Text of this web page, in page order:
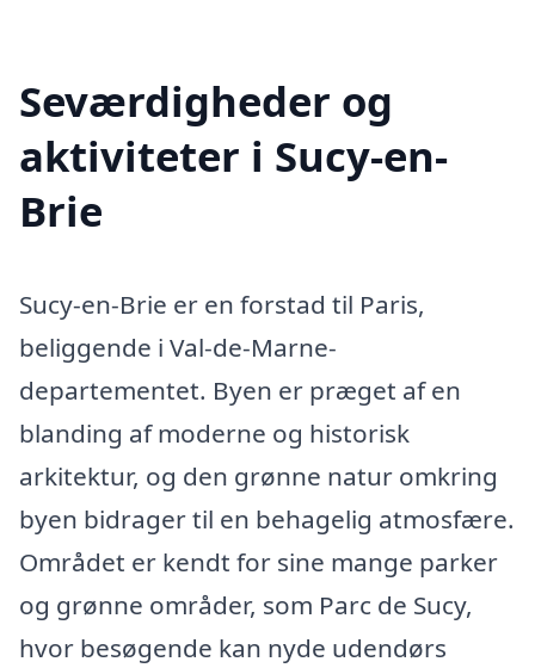
Seværdigheder og
aktiviteter i Sucy-en-
Brie
Sucy-en-Brie er en forstad til Paris,
beliggende i Val-de-Marne-
departementet. Byen er præget af en
blanding af moderne og historisk
arkitektur, og den grønne natur omkring
byen bidrager til en behagelig atmosfære.
Området er kendt for sine mange parker
og grønne områder, som Parc de Sucy,
hvor besøgende kan nyde udendørs